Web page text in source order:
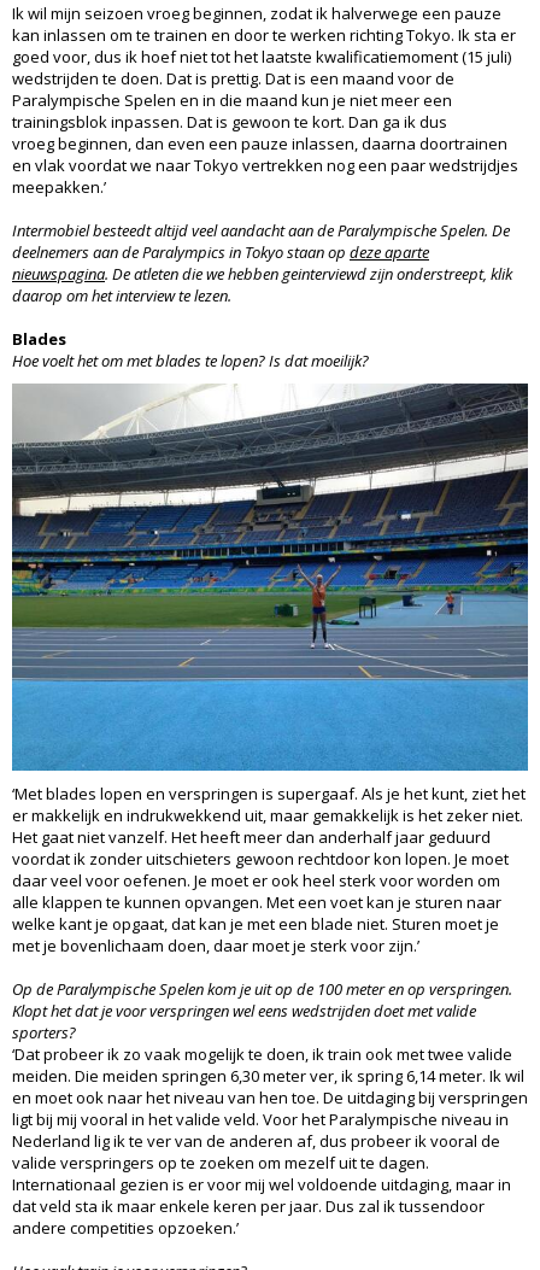
Ik wil mijn seizoen vroeg beginnen, zodat ik halverwege een pauze
kan inlassen om te trainen en door te werken richting Tokyo. Ik sta er
goed voor, dus ik hoef niet tot het laatste kwalificatiemoment (15 juli)
wedstrijden te doen. Dat is prettig. Dat is een maand voor de
Paralympische Spelen en in die maand kun je niet meer een
trainingsblok inpassen. Dat is gewoon te kort. Dan ga ik dus
vroeg beginnen, dan even een pauze inlassen, daarna doortrainen
en vlak voordat we naar Tokyo vertrekken nog een paar wedstrijdjes
meepakken.’
Intermobiel besteedt altijd veel aandacht aan de Paralympische Spelen. De
deelnemers aan de Paralympics in Tokyo staan op deze aparte
nieuwspagina. De atleten die we hebben geinterviewd zijn onderstreept, klik
daarop om het interview te lezen.
Blades
Hoe voelt het om met blades te lopen? Is dat moeilijk?
‘Met blades lopen en verspringen is supergaaf. Als je het kunt, ziet het
er makkelijk en indrukwekkend uit, maar gemakkelijk is het zeker niet.
Het gaat niet vanzelf. Het heeft meer dan anderhalf jaar geduurd
voordat ik zonder uitschieters gewoon rechtdoor kon lopen. Je moet
daar veel voor oefenen. Je moet er ook heel sterk voor worden om
alle klappen te kunnen opvangen. Met een voet kan je sturen naar
welke kant je opgaat, dat kan je met een blade niet. Sturen moet je
met je bovenlichaam doen, daar moet je sterk voor zijn.’
Op de Paralympische Spelen kom je uit op de 100 meter en op verspringen.
Klopt het dat je voor verspringen wel eens wedstrijden doet met valide
sporters?
‘Dat probeer ik zo vaak mogelijk te doen, ik train ook met twee valide
meiden. Die meiden springen 6,30 meter ver, ik spring 6,14 meter. Ik wil
en moet ook naar het niveau van hen toe. De uitdaging bij verspringen
ligt bij mij vooral in het valide veld. Voor het Paralympische niveau in
Nederland lig ik te ver van de anderen af, dus probeer ik vooral de
valide verspringers op te zoeken om mezelf uit te dagen.
Internationaal gezien is er voor mij wel voldoende uitdaging, maar in
dat veld sta ik maar enkele keren per jaar. Dus zal ik tussendoor
andere competities opzoeken.’